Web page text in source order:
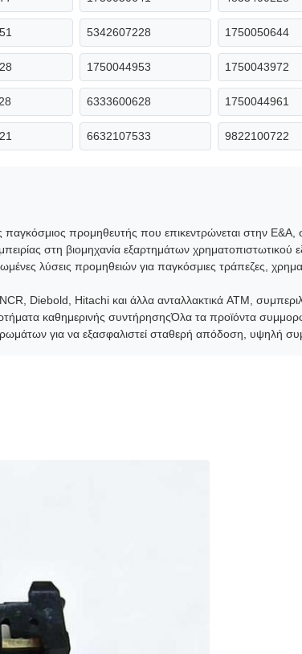
5342607228 1750050644
1750044953 1750043972
6333600628 1750044961
6632107533 9822100722
παγκόσμιος προμηθευτής που επικεντρώνεται στην
στη βιομηχανία εξαρτημάτων χρηματοπιστωτικού
λύσεις προμηθειών για παγκόσμιες τράπεζες,
Diebold, Hitachi και άλλα ανταλλακτικά ATM,
καθημερινής συντήρησηςΌλα τα προϊόντα
για να εξασφαλιστεί σταθερή απόδοση, υψηλή